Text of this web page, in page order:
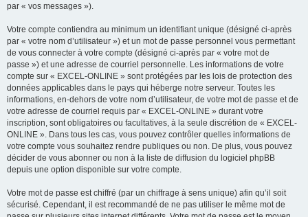
par « vos messages »).
Votre compte contiendra au minimum un identifiant unique (désigné ci-après
par « votre nom d’utilisateur ») et un mot de passe personnel vous permettant
de vous connecter à votre compte (désigné ci-après par « votre mot de
passe ») et une adresse de courriel personnelle. Les informations de votre
compte sur « EXCEL-ONLINE » sont protégées par les lois de protection des
données applicables dans le pays qui héberge notre serveur. Toutes les
informations, en-dehors de votre nom d’utilisateur, de votre mot de passe et de
votre adresse de courriel requis par « EXCEL-ONLINE » durant votre
inscription, sont obligatoires ou facultatives, à la seule discrétion de « EXCEL-
ONLINE ». Dans tous les cas, vous pouvez contrôler quelles informations de
votre compte vous souhaitez rendre publiques ou non. De plus, vous pouvez
décider de vous abonner ou non à la liste de diffusion du logiciel phpBB
depuis une option disponible sur votre compte.
Votre mot de passe est chiffré (par un chiffrage à sens unique) afin qu’il soit
sécurisé. Cependant, il est recommandé de ne pas utiliser le même mot de